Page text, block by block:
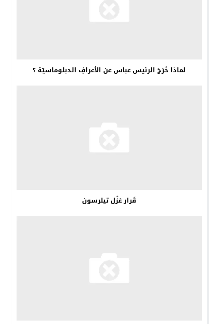
لماذا خَرَجَ الرئيس عباس عن الأعرافِ الدبلوماسيّة ؟
قَرار عَزْل تيلرسون